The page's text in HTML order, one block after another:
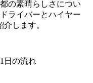
の素晴らしさについ
ライバーとハイヤー
します。
日の流れ